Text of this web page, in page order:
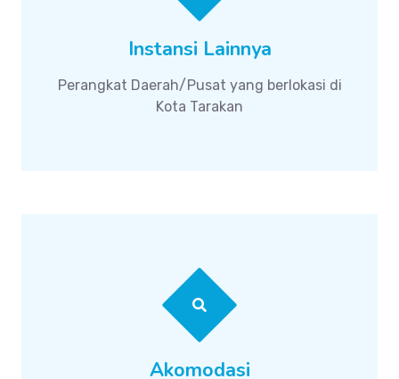
Instansi Lainnya
Perangkat Daerah/Pusat yang berlokasi di
Kota Tarakan
Akomodasi